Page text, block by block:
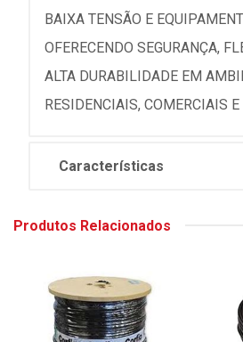
BAIXA TENSÃO E
OFERECENDO SEGURANÇA,
ALTA DURABILIDADE EM
RESIDENCIAIS, COMERCIAIS
Características
Produtos Relacionados